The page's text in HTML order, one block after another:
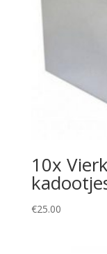
10x
€25.00